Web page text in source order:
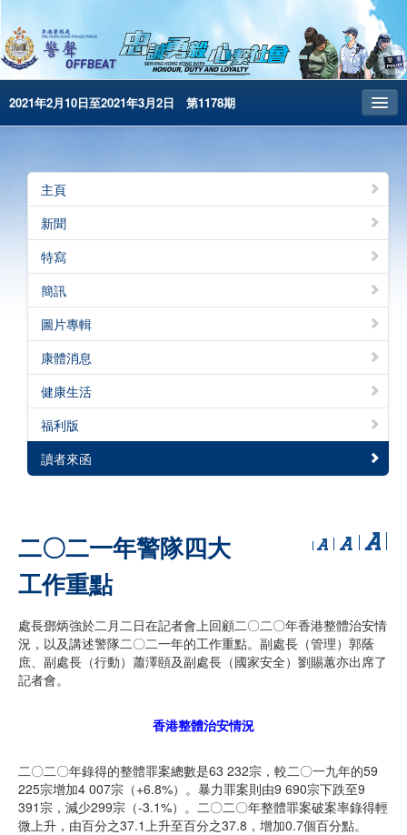
2021年2月10日至2021年3月2日 第1178期
昔日警聲
警務處主頁
简体版
English
電子書版
警聲特刊
主頁
新聞
特寫
簡訊
圖片專輯
康體消息
健康生活
福利版
讀者來函
二〇二一年警隊四大
工作重點
處長鄧炳強於二月二日在記者會上回顧二〇二〇年香港整體治安情
況，以及講述警隊二〇二一年的工作重點。副處長（管理）郭蔭
庶、副處長（行動）蕭澤頤及副處長（國家安全）劉賜蕙亦出席了
記者會。
香港整體治安情況
二〇二〇年錄得的整體罪案總數是63 232宗，較二〇一九年的59
225宗增加4 007宗（+6.8%）。暴力罪案則由9 690宗下跌至9
391宗，減少299宗（-3.1%）。二〇二〇年整體罪案破案率錄得輕
微上升，由百分之37.1上升至百分之37.8，增加0.7個百分點。